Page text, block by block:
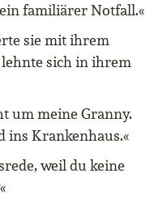
familiärer Notfall.«
sie mit ihrem
sich in ihrem
um meine Granny.
ins Krankenhaus.«
weil du keine